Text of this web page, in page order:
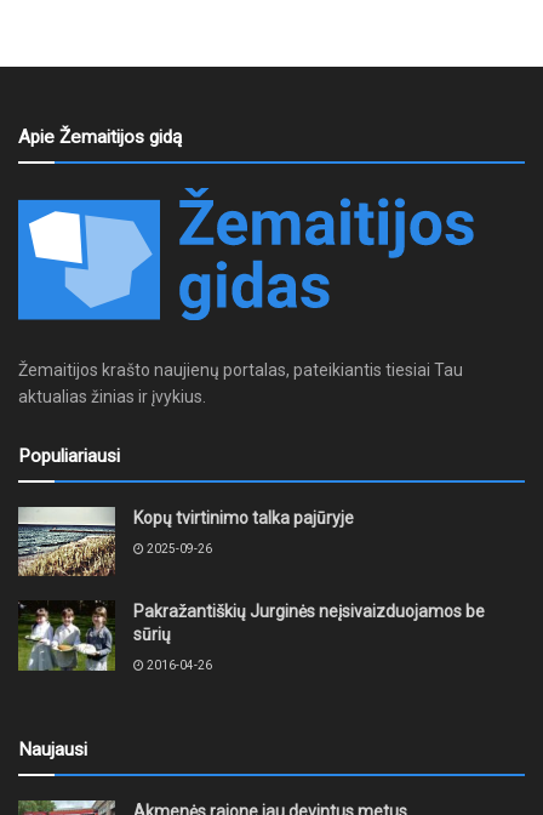
Apie Žemaitijos gidą
Žemaitijos krašto naujienų portalas, pateikiantis tiesiai Tau
aktualias žinias ir įvykius.
Populiariausi
Kopų tvirtinimo talka pajūryje
2025-09-26
Pakražantiškių Jurginės neįsivaizduojamos be
sūrių
2016-04-26
Naujausi